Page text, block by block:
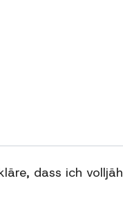
dass ich